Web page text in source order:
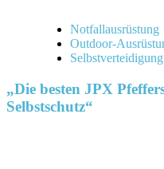
Notfallausrüstung
Outdoor-
Selbstverteidigung
„Die besten JPX
Selbstschutz“